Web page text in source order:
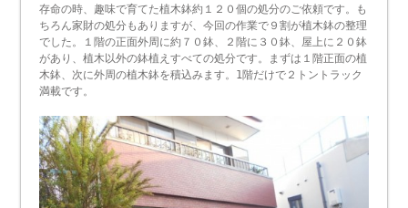
存命の時、趣味で育てた植木鉢約１２０個の処分のご依頼です。も
ちろん家財の処分もありますが、今回の作業で９割が植木鉢の整理
でした。１階の正面外周に約７０鉢、２階に３０鉢、屋上に２０鉢
があり、植木以外の鉢植えすべての処分です。まずは１階正面の植
木鉢、次に外周の植木鉢を積込みます。1階だけで２トントラック
満載です。